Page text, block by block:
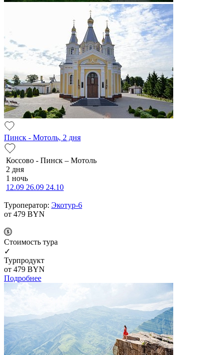
Пинск - Мотоль, 2 дня
Коссово - Пинск – Мотоль
2 дня
1 ночь
12.09 26.09 24.10
Туроператор: Экотур-6
от 479 BYN
Cтоимость тура
✓
Турпродукт
от 479 BYN
Подробнее